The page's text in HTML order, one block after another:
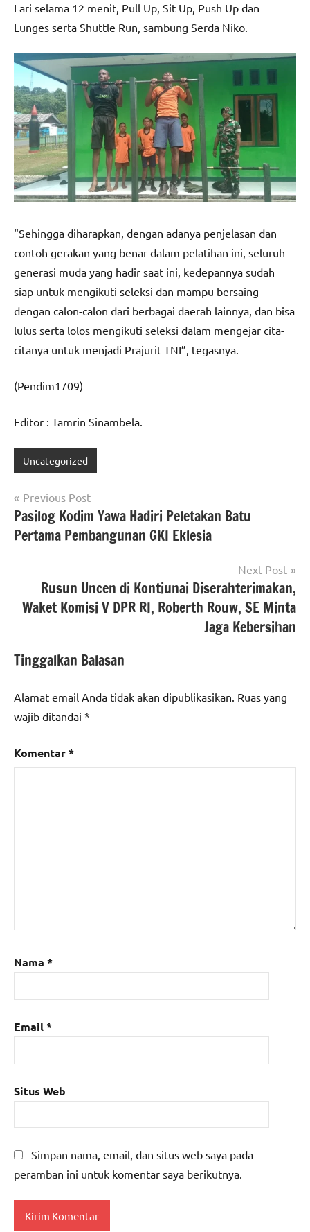
Lari selama 12 menit, Pull Up, Sit Up, Push Up dan
Lunges serta Shuttle Run, sambung Serda Niko.
“Sehingga diharapkan, dengan adanya penjelasan dan
contoh gerakan yang benar dalam pelatihan ini, seluruh
generasi muda yang hadir saat ini, kedepannya sudah
siap untuk mengikuti seleksi dan mampu bersaing
dengan calon-calon dari berbagai daerah lainnya, dan bisa
lulus serta lolos mengikuti seleksi dalam mengejar cita-
citanya untuk menjadi Prajurit TNI”, tegasnya.
(Pendim1709)
Editor : Tamrin Sinambela.
Uncategorized
Navigasi
pos
Previous Post
Pasilog Kodim Yawa Hadiri Peletakan Batu
Pertama Pembangunan GKI Eklesia
Next Post
Rusun Uncen di Kontiunai Diserahterimakan,
Waket Komisi V DPR RI, Roberth Rouw, SE Minta
Jaga Kebersihan
Tinggalkan Balasan
Alamat email Anda tidak akan dipublikasikan. Ruas yang
wajib ditandai *
Komentar*
Nama *
Email*
Situs Web
Simpan nama, email, dan situs web saya pada
peramban ini untuk komentar saya berikutnya.